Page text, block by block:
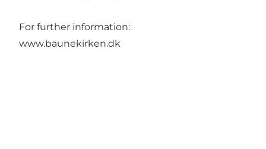
For further information:
www.baunekirken.dk